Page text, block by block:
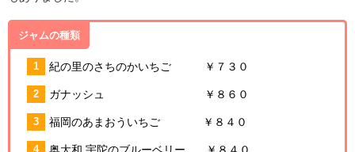
ジャムの種類
紀の里のさちのかいちご ￥７３０
ガナッシュ ￥８６０
福岡のあまおういちご ￥８４０